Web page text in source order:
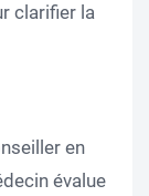
clarifier la
en
évalue